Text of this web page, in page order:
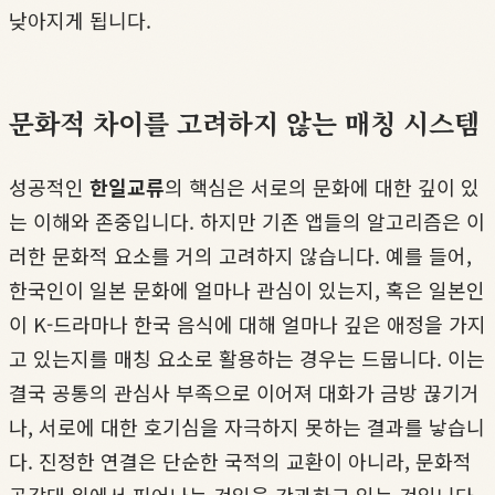
낮아지게 됩니다.
문화적 차이를 고려하지 않는 매칭 시스템
성공적인 한일교류의 핵심은 서로의 문화에 대한 깊이 있
는 이해와 존중입니다. 하지만 기존 앱들의 알고리즘은 이
러한 문화적 요소를 거의 고려하지 않습니다. 예를 들어,
한국인이 일본 문화에 얼마나 관심이 있는지, 혹은 일본인
이 K-드라마나 한국 음식에 대해 얼마나 깊은 애정을 가지
고 있는지를 매칭 요소로 활용하는 경우는 드뭅니다. 이는
결국 공통의 관심사 부족으로 이어져 대화가 금방 끊기거
나, 서로에 대한 호기심을 자극하지 못하는 결과를 낳습니
다. 진정한 연결은 단순한 국적의 교환이 아니라, 문화적